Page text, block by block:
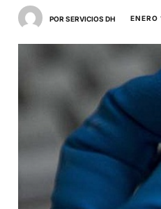
POR SERVICIOS DH ENERO